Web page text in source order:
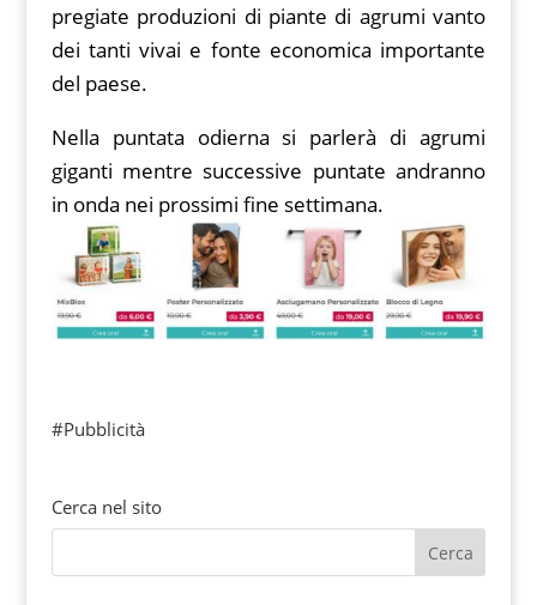
pregiate produzioni di piante di agrumi vanto
dei tanti vivai e fonte economica importante
del paese.
Nella puntata odierna si parlerà di agrumi
giganti mentre successive puntate andranno
in onda nei prossimi fine settimana.
#Pubblicità
Cerca nel sito